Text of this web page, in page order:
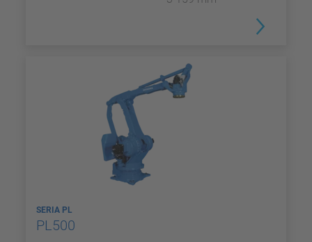
SERIA PL
PL500